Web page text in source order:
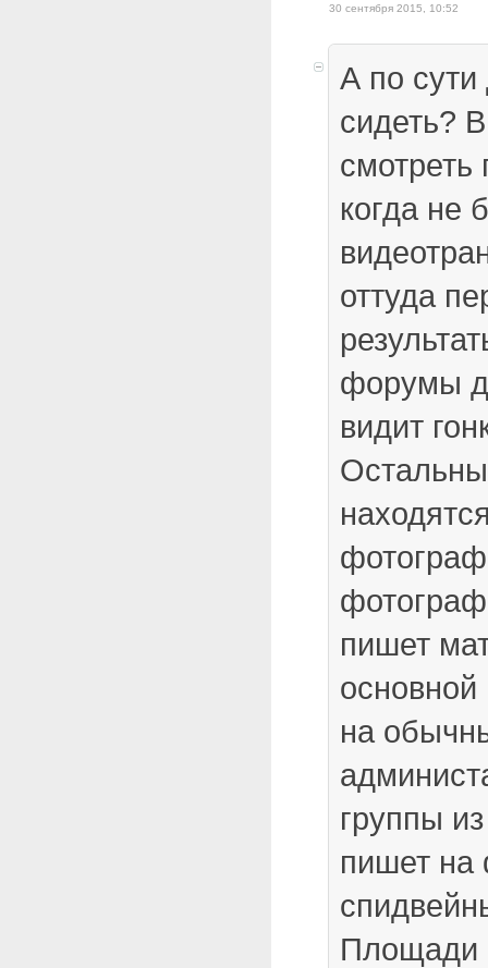
30 сентября 2015, 10:52
А по сути
сидеть?
смотреть
когда не
оттуда
форумы
видит
пишет
на
группы
пишет
Площади